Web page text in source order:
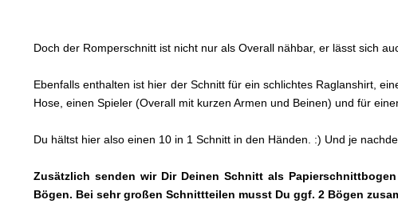
Doch der Romperschnitt ist nicht nur als Overall nähbar, er lässt sich
Ebenfalls enthalten ist hier der Schnitt für ein schlichtes Raglanshirt,
Hose, einen Spieler (Overall mit kurzen Armen und Beinen) und für
Du hältst hier also einen 10 in 1 Schnitt in den Händen. :) Und je
Zusätzlich senden wir Dir Deinen Schnitt als
Bögen. Bei sehr großen Schnittteilen musst Du ggf. 2 Bögen